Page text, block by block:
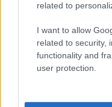
related to
I want to allow
related to security,
functionality and
user protection.